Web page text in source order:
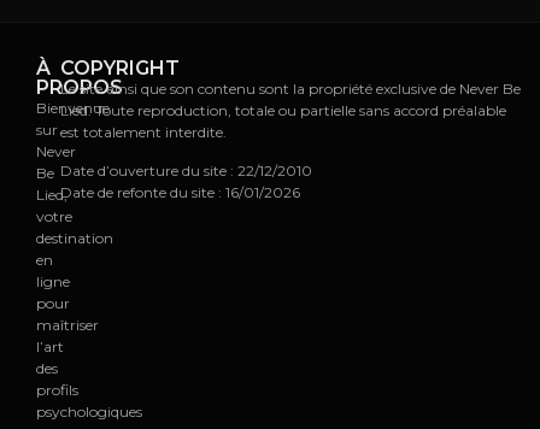
À
PROPOS
Bienvenue
sur
Never
Be
Lied,
votre
destination
en
ligne
pour
maîtriser
l’art
des
profils
psychologiques
COPYRIGHT
Le site ainsi que son contenu sont la propriété exclusive de Never Be
Lied. Toute reproduction, totale ou partielle sans accord préalable
est totalement interdite.
Date d’ouverture du site : 22/12/2010
Date de refonte du site : 16/01/2026